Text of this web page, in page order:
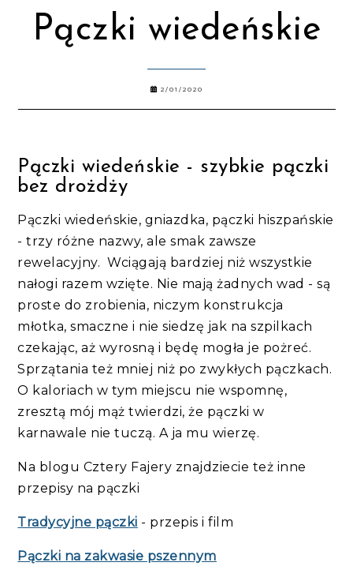
Pączki wiedeńskie
2/01/2020
Pączki wiedeńskie - szybkie pączki
bez drożdży
Pączki wiedeńskie, gniazdka, pączki hiszpańskie
- trzy różne nazwy, ale smak zawsze
rewelacyjny. Wciągają bardziej niż wszystkie
nałogi razem wzięte. Nie mają żadnych wad - są
proste do zrobienia, niczym konstrukcja
młotka, smaczne i nie siedzę jak na szpilkach
czekając, aż wyrosną i będę mogła je pożreć.
Sprzątania też mniej niż po zwykłych pączkach.
O kaloriach w tym miejscu nie wspomnę,
zresztą mój mąż twierdzi, że pączki w
karnawale nie tuczą. A ja mu wierzę.
Na blogu Cztery Fajery znajdziecie też inne
przepisy na pączki
Tradycyjne pączki - przepis i film
Pączki na zakwasie pszennym